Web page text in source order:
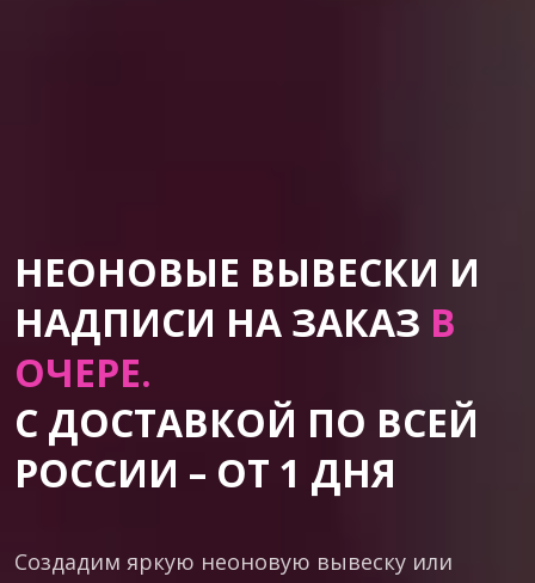
НЕОНОВЫЕ ВЫВЕСКИ И
НАДПИСИ НА ЗАКАЗ В
ОЧЕРЕ.
С ДОСТАВКОЙ ПО ВСЕЙ
РОССИИ – ОТ 1 ДНЯ
Создадим яркую неоновую вывеску или